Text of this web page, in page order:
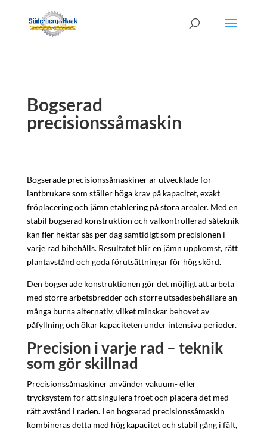
Bogserad
precisionssåmaskin
Bogserade precisionssåmaskiner är utvecklade för
lantbrukare som ställer höga krav på kapacitet, exakt
fröplacering och jämn etablering på stora arealer. Med en
stabil bogserad konstruktion och välkontrollerad såteknik
kan fler hektar sås per dag samtidigt som precisionen i
varje rad bibehålls. Resultatet blir en jämn uppkomst, rätt
plantavstånd och goda förutsättningar för hög skörd.
Den bogserade konstruktionen gör det möjligt att arbeta
med större arbetsbredder och större utsädesbehållare än
många burna alternativ, vilket minskar behovet av
påfyllning och ökar kapaciteten under intensiva perioder.
Precision i varje rad – teknik
som gör skillnad
Precisionssåmaskiner använder vakuum- eller
trycksystem för att singulera fröet och placera det med
rätt avstånd i raden. I en bogserad precisionssåmaskin
kombineras detta med hög kapacitet och stabil gång i fält,